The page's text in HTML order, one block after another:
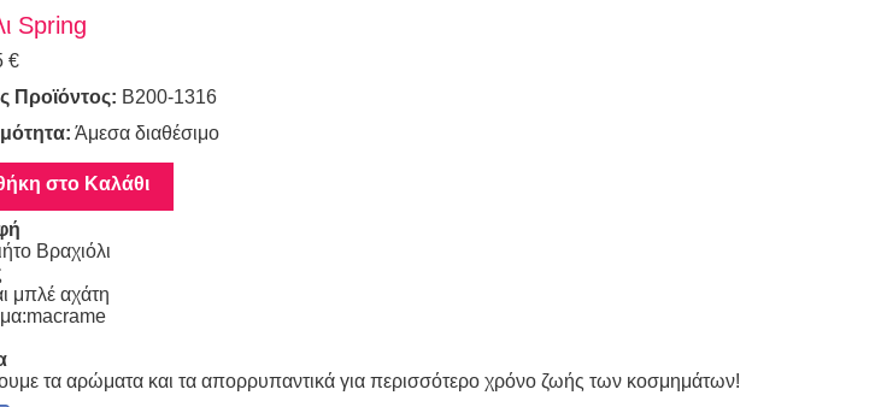
Spring
€
Προϊόντος: B200-1316
Άμεσα διαθέσιμο
στο Καλάθι
Βραχιόλι
μπλέ αχάτη
τα αρώματα και τα απορρυπαντικά για περισσότερο χρόνο ζωής των κοσμημάτων!